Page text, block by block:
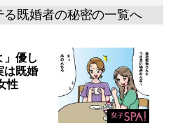
る既婚者の秘密の一覧へ
」優し
は既婚
性